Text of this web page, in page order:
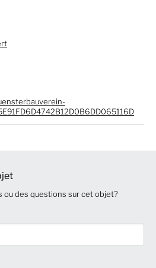
ou des questions sur cet objet?